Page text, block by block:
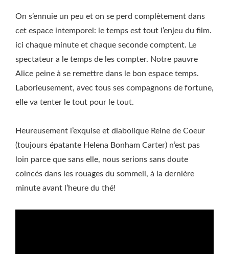
On s’ennuie un peu et on se perd complètement dans
cet espace intemporel: le temps est tout l’enjeu du film.
ici chaque minute et chaque seconde comptent. Le
spectateur a le temps de les compter. Notre pauvre
Alice peine à se remettre dans le bon espace temps.
Laborieusement, avec tous ses compagnons de fortune,
elle va tenter le tout pour le tout.
Heureusement l’exquise et diabolique Reine de Coeur
(toujours épatante Helena Bonham Carter) n’est pas
loin parce que sans elle, nous serions sans doute
coincés dans les rouages du sommeil, à la dernière
minute avant l’heure du thé!